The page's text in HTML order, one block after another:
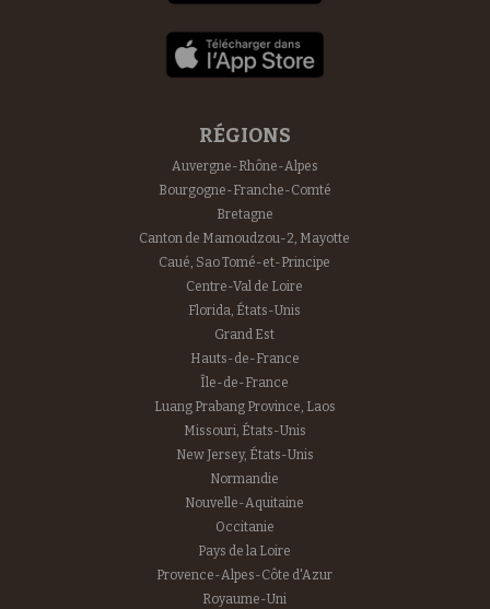
RÉGIONS
Auvergne-Rhône-Alpes
Bourgogne-Franche-Comté
Bretagne
Canton de Mamoudzou-2, Mayotte
Caué, Sao Tomé-et-Principe
Centre-Val de Loire
Florida, États-Unis
Grand Est
Hauts-de-France
Île-de-France
Luang Prabang Province, Laos
Missouri, États-Unis
New Jersey, États-Unis
Normandie
Nouvelle-Aquitaine
Occitanie
Pays de la Loire
Provence-Alpes-Côte d'Azur
Royaume-Uni